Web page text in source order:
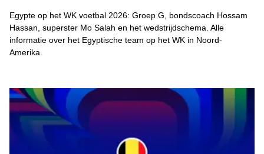
Egypte op het WK voetbal 2026: Groep G, bondscoach Hossam
Hassan, superster Mo Salah en het wedstrijdschema. Alle
informatie over het Egyptische team op het WK in Noord-
Amerika.